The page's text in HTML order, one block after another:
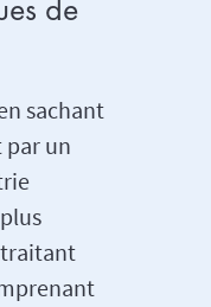
de
sachant
par un